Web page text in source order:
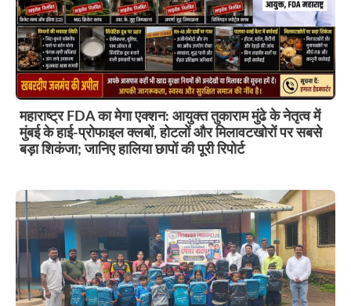
महाराष्ट्र FDA का मेगा एक्शन: आयुक्त तुकाराम मुंढे के नेतृत्व में
मुंबई के हाई-प्रोफाइल क्लबों, होटलों और मिलावटखोरों पर सबसे
बड़ा शिकंजा; जानिए हालिया छापों की पूरी रिपोर्ट